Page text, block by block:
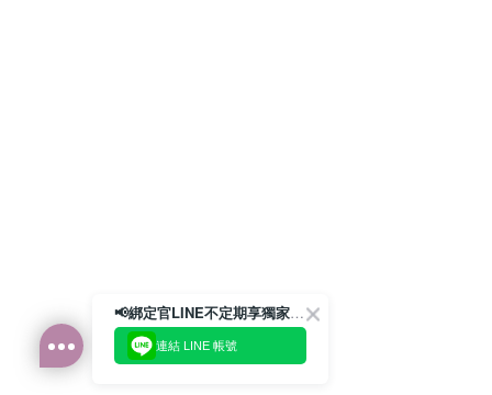
📢綁定官LINE不定期享獨家優惠券
連結 LINE 帳號